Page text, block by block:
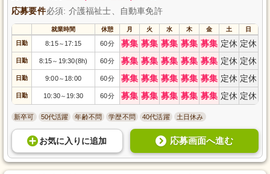
応募要件必須: 介護福祉士、自動車免許
就業時間 休憩 月 火 水 木 金 土 日
日勤 8:15～ 17:15 60分 募集 募集 募集 募集 募集 定休 定休
日勤 8:15～ 19:30(8h) 60分 募集 募集 募集 募集 募集 定休 定休
日勤 9:00～ 18:00 60分 募集 募集 募集 募集 募集 定休 定休
日勤 10:30～ 19:30 60分 募集 募集 募集 募集 募集 定休 定休
新卒可 50代活躍 年齢不問 学歴不問 40代活躍 土日休み
お気に入り に追加 応募画面へ進む